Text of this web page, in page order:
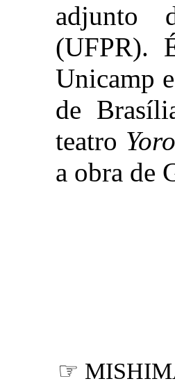
adjunto
(UFPR).
Unicamp
de
teatro
a obra de
☞